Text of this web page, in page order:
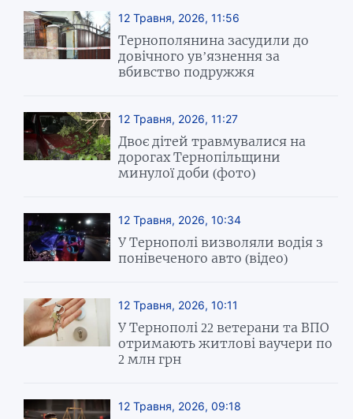
12 Травня, 2026, 11:56
Тернополянина засудили до
довічного ув’язнення за
вбивство подружжя
12 Травня, 2026, 11:27
Двоє дітей травмувалися на
дорогах Тернопільщини
минулої доби (фото)
12 Травня, 2026, 10:34
У Тернополі визволяли водія з
понівеченого авто (відео)
12 Травня, 2026, 10:11
У Тернополі 22 ветерани та ВПО
отримають житлові ваучери по
2 млн грн
12 Травня, 2026, 09:18